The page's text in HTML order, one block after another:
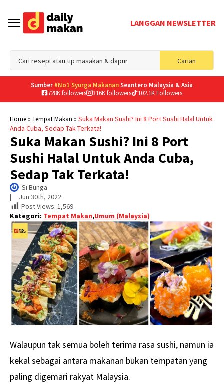
LANGGAN NEWSLETTER
Carian
for:
Sumber #No1 Syurga MakananSeantero Malaysia & Asia
728K followers
316K followers 102.1K Followers
Home» Tempat Makan » Suka Makan Sushi? Ini 8 Port Sushi Halal Untuk
Anda Cuba, Sedap Tak Terkata!
Suka Makan Sushi? Ini 8 Port
Sushi Halal Untuk Anda Cuba,
Sedap Tak Terkata!
Si Bunga
| Jun 30th, 2022
Post Views: 1,569
Kategori: Tempat Makan,Umum (Malaysia)
Walaupun tak semua boleh terima rasa sushi, namun ia
kekal sebagai antara makanan bukan tempatan yang
paling digemari rakyat Malaysia.